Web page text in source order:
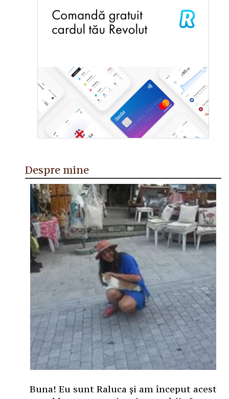
Despre mine
Buna! Eu sunt Raluca și am început acest